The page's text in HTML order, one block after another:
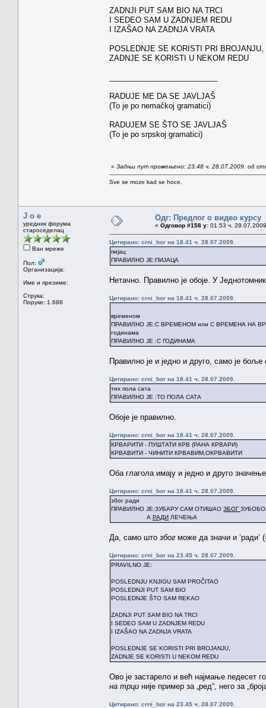
ZADNJI PUT SAM BIO NA TRCI
I SEDEO SAM U ZADNJEM REDU
I IZAŠAO NA ZADNJA VRATA
POSLEDNJE SE KORISTI PRI BROJANJU,
ZADNJE SE KORISTI U NEKOM REDU
RADUJE ME DA SE JAVLJAŠ
(To je po nemačkoj gramatici)
RADUJEM SE ŠTO SE JAVLJAŠ
(To je po srpskoj gramatici)
« Задњи пут промењено: 23.48 ч. 28.07.2009. од
Sve se moze kad se hoce.
J o e
уредник форума
староседелац
Ван мреже
Пол:
Организација:
Име и презиме:
Струка:
Поруке: 1.688
Одг: Предлог о видео курсу
« Одговор #158 у: 01.53 ч.
Цитирано: crni_bor на 18.41 ч. 28.07.2009.
пијац
ПРАВИЛНО ЈЕ:ПИЈАЦА
Нетачно. Правилно је обоје. У
Цитирано: crni_bor на 18.41 ч. 28.07.2009.
временом
ПРАВИЛНО ЈЕ:С ВРЕМЕНОМ или С ВРЕМЕНА НА
годинама
ПРАВИЛНО ЈЕ :С ГОДИНАМА
Правилно је и једно и друго, само је боље
Цитирано: crni_bor на 18.41 ч. 28.07.2009.
тих пола сата
ПРАВИЛНО ЈЕ :ТО ПОЛА САТА
Обоје је правилно.
Цитирано: crni_bor на 18.41 ч. 28.07.2009.
КРВАРИТИ - ПУШТАТИ КРВ (РАНА КРВАРИ)
КРВАВИТИ - ЧИНИТИ КРВАВИМ,ОКРВАВИТИ
Оба глагола имају и једно и друго
Цитирано: crni_bor на 18.41 ч. 28.07.2009.
због ради
ПРАВИЛНО ЈЕ:ЗУБАРУ САМ ОТИШАО ЗБОГ
А РАДИ ЛЕЧЕЊА
Да, само што због може да значи и
Цитирано: crni_bor на 23.45 ч. 28.07.2009.
PRAVILNO JE:
POSLEDNJU KNJIGU SAM PROČITAO
POSLEDNJI PUT SAM BIO
POSLEDNJE ŠTO SAM REKAO
ZADNJI PUT SAM BIO NA TRCI
I SEDEO SAM U ZADNJEM REDU
I IZAŠAO NA ZADNJA VRATA
POSLEDNJE SE KORISTI PRI BROJANJU,
ZADNJE SE KORISTI U NEKOM REDU
Ово је застарело и већ најмање педесет
на трци није пример за „ред“, него за
Цитирано: crni_bor на 23.45 ч. 28.07.2009.